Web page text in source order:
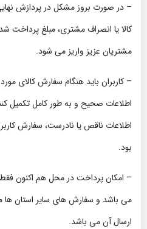
– در صورت بروز مشکل در پردازش
کالا یا انصراف مشتری، مبلغ پرداخت
مشتریان عزیز واریز می شود.
– کاربران باید هنگام سفارش کالای
اطلاعات صحیح و به طور کامل تکمیل
اطلاعات ناقص یا نادرست، سفارش
بود.
– امکان پرداخت در محل هم اکنون
می باشد و سفارش های سایر استان ها
ارسال آن می باشد.